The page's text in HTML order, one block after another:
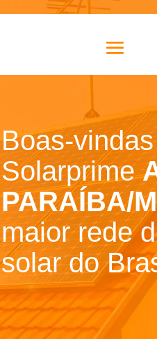
Boas-
Solarprime
PARAÍBA/
maior rede
solar do